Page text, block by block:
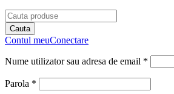
Contul meuConectare
Nume utilizator sau adresa de email *
Parola *